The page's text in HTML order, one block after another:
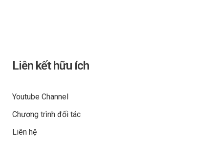
Liên kết hữu ích
Youtube Channel
Chương trình đối tác
Liên hệ